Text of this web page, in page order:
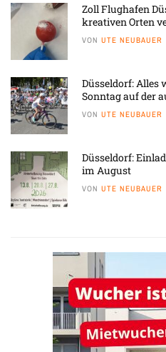
Zoll Flughafen
kreativen Orten
VON UTE NEUBAUER
Düsseldorf: Alles
Sonntag auf der
VON UTE NEUBAUER
Düsseldorf:
im August
VON UTE NEUBAUER